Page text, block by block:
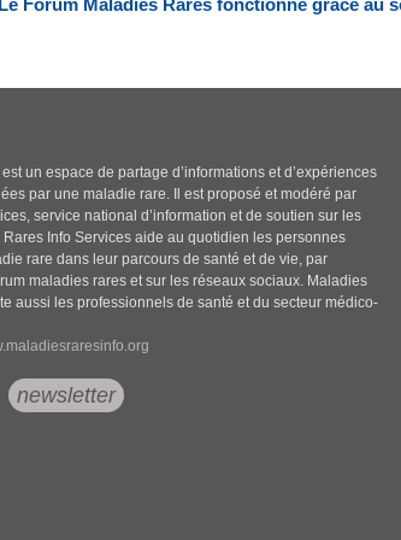
Le Forum Maladies Rares fonctionne grâce au
un espace de partage d’informations et d’expériences
par une maladie rare. Il est proposé et modéré par
service national d’information et de soutien sur les
Info Services aide au quotidien les personnes
rare dans leur parcours de santé et de vie, par
maladies rares et sur les réseaux sociaux. Maladies
aussi les professionnels de santé et du secteur médico-
newsletter